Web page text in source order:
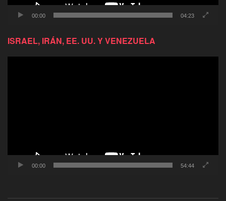
00:00 04:23
ISRAEL, IRÁN, EE. UU. Y VENEZUELA
00:00 54:44